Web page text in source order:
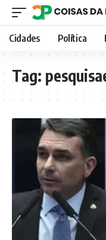
Cidades Política
Tag: